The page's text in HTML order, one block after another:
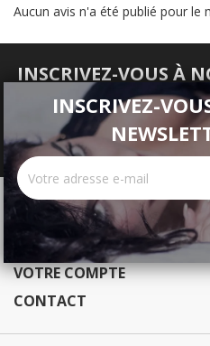
Aucun avis n'a été publié pour le
INSCRIVEZ-VOUS À
INSCRIVEZ-
PRODUITS
NOTRE SOCIÉTÉ
VOTRE COMPTE
CONTACT